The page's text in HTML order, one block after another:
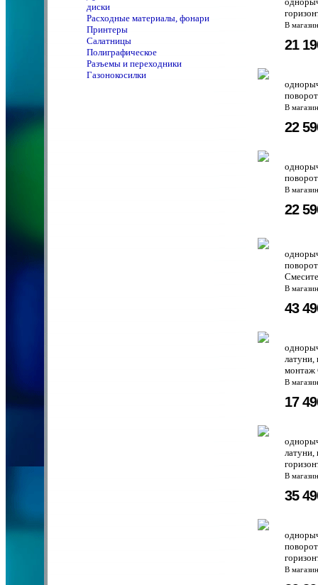
диски
Расходные материалы, фонари
Принтеры
Салатницы
Полиграфическое
Разъемы и переходники
Газонокосилки
В
21
В
22
В
22
В
43
латуни,
монтаж
В
17
латуни,
В
35
В